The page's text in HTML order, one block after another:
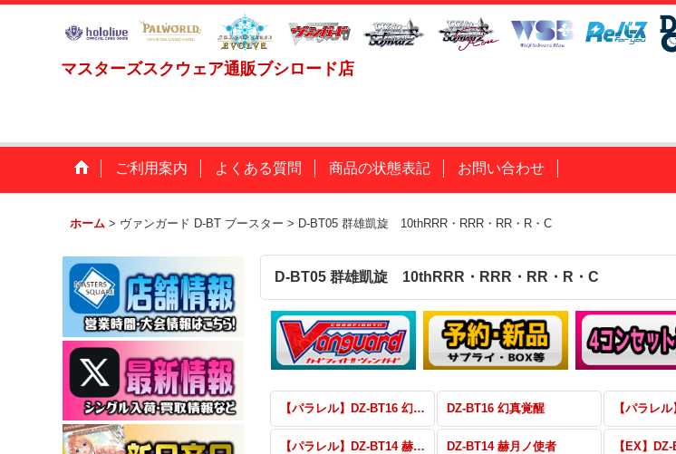
マスターズスクウェア通販ブシロード店
ご利用案内 よくある質問 商品の状態表記 お問い合わせ
ホーム > ヴァンガード D-BT ブースター > D-BT05 群雄凱旋 10thRRR・RRR・RR・R・C
D-BT05 群雄凱旋 10thRRR・RRR・RR・R・C
【パラレル】DZ-BT16 幻真覚醒 DZ-BT16 幻真覚醒
【パラレル】DZ-BT14 赫月ノ使者 DZ-BT14 赫月ノ使者